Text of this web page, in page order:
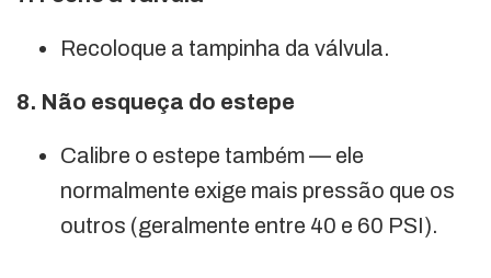
Recoloque a tampinha da válvula.
8. Não esqueça do estepe
Calibre o estepe também — ele
normalmente exige mais pressão que os
outros (geralmente entre 40 e 60 PSI).